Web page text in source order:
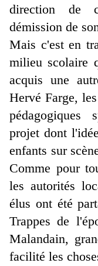
direction de
démission de
Mais c'est en
milieu scolaire
acquis une
Hervé Farge,
pédagogiques
projet dont
enfants sur
Comme pour
les autorités
élus ont été
Trappes de
Malandain,
facilité les